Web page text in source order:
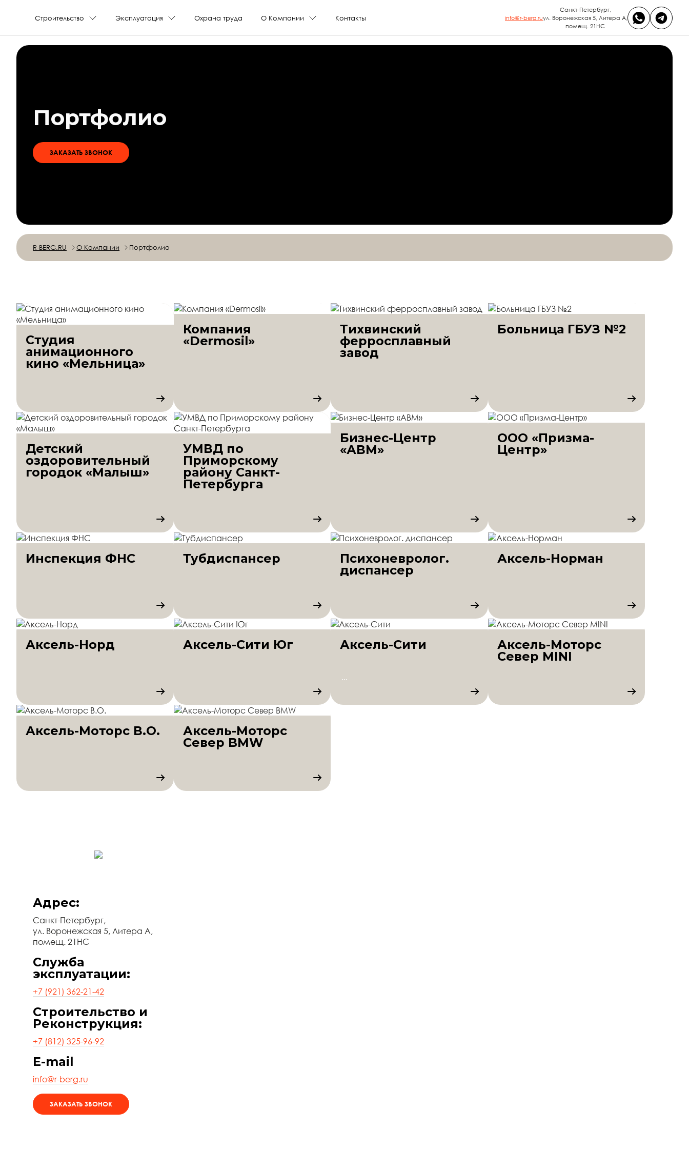
Строительство Эксплуатация Охрана труда О Компании Контакты info@r-berg.ru
Санкт-Петербург,
ул. Воронежская 5, Литера А,
помещ. 21НС
Слайдшоу
Портфолио
ЗАКАЗАТЬ ЗВОНОК
R-BERG.RU О Компании Портфолио
Студия
анимационного
кино «Мельница»
Компания
«Dermosil»
Тихвинский
ферросплавный
завод
Больница ГБУЗ №2
Детский
оздоровительный
городок «Малыш»
УМВД по
Приморскому
району Санкт-
Петербурга
Бизнес-Центр
«АВМ»
ООО «Призма-
Центр»
Инспекция ФНС Тубдиспансер Психоневролог.
диспансер
Аксель-Норман
Аксель-Норд Аксель-Сити Юг Аксель-Сити Аксель-Моторс
Север MINI
Аксель-Моторс В.О. Аксель-Моторс
Север BMW
Адрес:
Санкт-Петербург,
ул. Воронежская 5, Литера А,
помещ. 21НС
Служба
эксплуатации:
+7 (921) 362-21-42
Строительство и
Реконструкция:
+7 (812) 325-96-92
E-mail
info@r-berg.ru
ЗАКАЗАТЬ ЗВОНОК